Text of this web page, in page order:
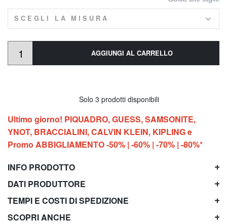
SCEGLI LA MISURA
AGGIUNGI AL CARRELLO
Solo 3 prodotti disponibili
Ultimo giorno! PIQUADRO, GUESS, SAMSONITE,
YNOT, BRACCIALINI, CALVIN KLEIN, KIPLING e
Promo ABBIGLIAMENTO -50% | -60% | -70% | -80%*
INFO PRODOTTO
DATI PRODUTTORE
TEMPI E COSTI DI SPEDIZIONE
SCOPRI ANCHE